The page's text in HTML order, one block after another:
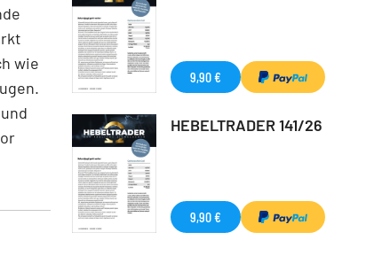
wie
9,90 €
HEBELTRADER 141/26
9,90 €